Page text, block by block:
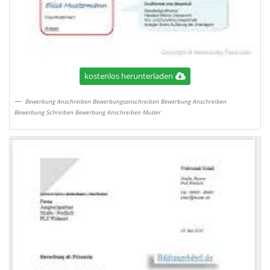
kostenlos herunterladen
Bewerbung Anschreiben Bewerbungsanschreiben Bewerbung Anschreiben
Bewerbung Schreiben Bewerbung Anschreiben Muster